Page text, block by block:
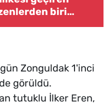
biri
diğeri kayıp
Zonguldak 1'inci
görüldü.
tutuklu İlker Eren,